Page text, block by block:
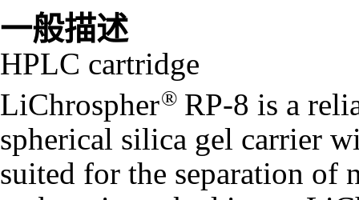
一般描述
HPLC cartridge
LiChrospher®RP-8 is a
spherical silica gel carrier
suited for the separation of